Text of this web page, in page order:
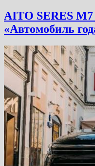
AITO SERES М7
«Автомобиль